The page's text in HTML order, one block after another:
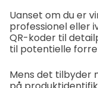
Uanset om du er
professionel eller
QR-koder til
til potentielle
Mens det tilbyder